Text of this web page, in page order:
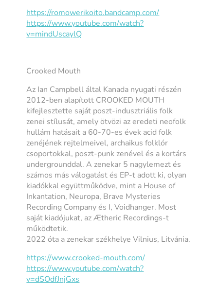
https://romowerikoito.bandcamp.com/
https://www.youtube.com/watch?
v=mindUscaylQ
Crooked Mouth
Az Ian Campbell által Kanada nyugati részén
2012-ben alapított CROOKED MOUTH
kifejlesztette saját poszt-indusztriális folk
zenei stílusát, amely ötvözi az eredeti neofolk
hullám hatásait a 60-70-es évek acid folk
zenéjének rejtelmeivel, archaikus folklór
csoportokkal, poszt-punk zenével és a kortárs
undergrounddal. A zenekar 5 nagylemezt és
számos más válogatást és EP-t adott ki, olyan
kiadókkal együttműködve, mint a House of
Inkantation, Neuropa, Brave Mysteries
Recording Company és I, Voidhanger. Most
saját kiadójukat, az Ætheric Recordings-t
működtetik.
2022 óta a zenekar székhelye Vilnius, Litvánia.
https://www.crooked-mouth.com/
https://www.youtube.com/watch?
v=dSOdfJnjGxs